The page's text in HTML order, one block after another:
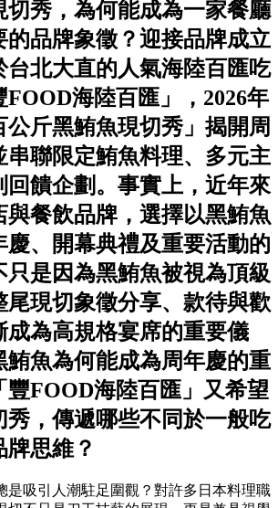
切秀，為何能成為一家餐廳
的品牌象徵？迎接品牌成立
台北大直的人氣海陸百匯吃
海陸百匯」，2026年
斤黑鮪魚現切秀」揭開周
串聯限定鮪魚料理、多元主
回饋企劃。事實上，近年來
與餐飲品牌，選擇以黑鮪魚
慶、開幕典禮及重要活動的
只是因為黑鮪魚被視為頂級
尾現切象徵分享、款待與歡
成為高規格宴席的重要儀
鮪魚為何能成為周年慶的重
豐FOOD海陸百匯」又希望
秀，傳遞哪些不同於一般吃
思維？
是吸引人潮駐足圍觀？對許多日本料理職